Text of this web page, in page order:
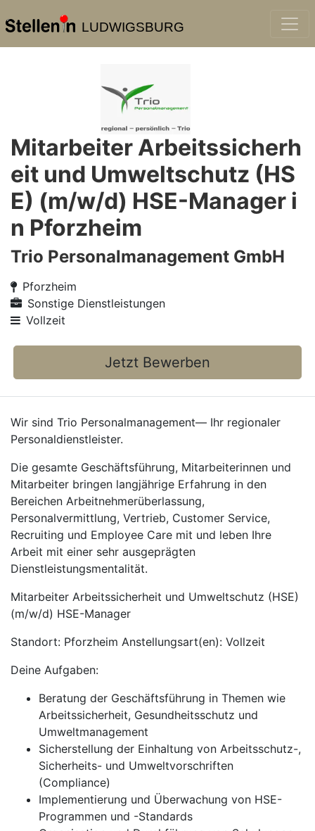
LUDWIGSBURG
Mitarbeiter Arbeitssicherh
eit und Umweltschutz (HS
E) (m/w/d) HSE-Manager i
n Pforzheim
Trio Personalmanagement GmbH
Pforzheim
Sonstige Dienstleistungen
Vollzeit
Jetzt Bewerben
Wir sind Trio Personalmanagement— Ihr regionaler
Personaldienstleister.
Die gesamte Geschäftsführung, Mitarbeiterinnen und
Mitarbeiter bringen langjährige Erfahrung in den
Bereichen Arbeitnehmerüberlassung,
Personalvermittlung, Vertrieb, Customer Service,
Recruiting und Employee Care mit und leben Ihre
Arbeit mit einer sehr ausgeprägten
Dienstleistungsmentalität.
Mitarbeiter Arbeitssicherheit und Umweltschutz (HSE)
(m/w/d) HSE-Manager
Standort: Pforzheim Anstellungsart(en): Vollzeit
Deine Aufgaben:
Beratung der Geschäftsführung in Themen wie
Arbeitssicherheit, Gesundheitsschutz und
Umweltmanagement
Sicherstellung der Einhaltung von Arbeitsschutz-,
Sicherheits- und Umweltvorschriften
(Compliance)
Implementierung und Überwachung von HSE-
Programmen und -Standards